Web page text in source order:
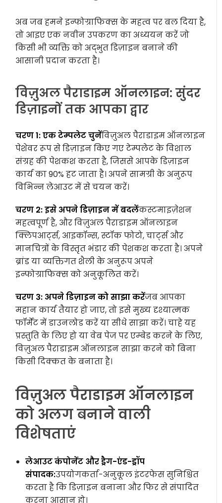
अब जब हमने इन्फोग्राफिक्स के महत्व पर बल दिया है,
तो आइए एक नवीन उपकरण का अध्ययन करें जो
किसी भी व्यक्ति को अद्भुत डिज़ाइन बनाने की
आसानी प्रदान करता है।
विज़ुअल पैराडाइम ऑनलाइन: सुंदर
डिज़ाइनों तक आपका द्वार
चरण 1: एक टेम्पलेट चुनेंविज़ुअल पैराडाइम ऑनलाइन
पेशेवर रूप से डिज़ाइन किए गए टेम्पलेट के विशाल
संग्रह की पेशकश करता है, जिससे आपके डिज़ाइन
कार्य का 90% हट जाता है। अपने सामग्री के अनुरूप
विभिन्न लेआउट में से चयन करें।
चरण 2: इसे अपने डिज़ाइन में बदलेंकस्टमाइज़ेशन
महत्वपूर्ण है, और विज़ुअल पैराडाइम ऑनलाइन
क्लिपआर्ट्स, आइकॉन्स, स्टॉक फोटो, चार्ट्स और
मानचित्रों के विस्तृत भंडार की पेशकश करता है। अपने
ब्रांड या व्यक्तिगत शैली के अनुरूप अपने
इन्फोग्राफिक्स को अनुकूलित करें।
चरण 3: अपने डिज़ाइन को साझा करेंजब आपका
महान कार्य तैयार हो जाए, तो इसे मुख्य दृश्यात्मक
फॉर्मेट में डाउनलोड करें या सीधे साझा करें। चाहे यह
प्रस्तुति के लिए हो या वेब पेज पर एम्बेड करने के लिए,
विज़ुअल पैराडाइम ऑनलाइन साझा करने को बिना
किसी दिक्कत के बनाता है।
विज़ुअल पैराडाइम ऑनलाइन
को अलग बनाने वाली
विशेषताएं
लेआउट कंपोनेंट और ड्रैग-एंड-ड्रॉप
संपादक:उपयोगकर्ता-अनुकूल इंटरफेस सुनिश्चित
करता है कि डिज़ाइन बनाना और फिर से संपादित
करना आसान हो।